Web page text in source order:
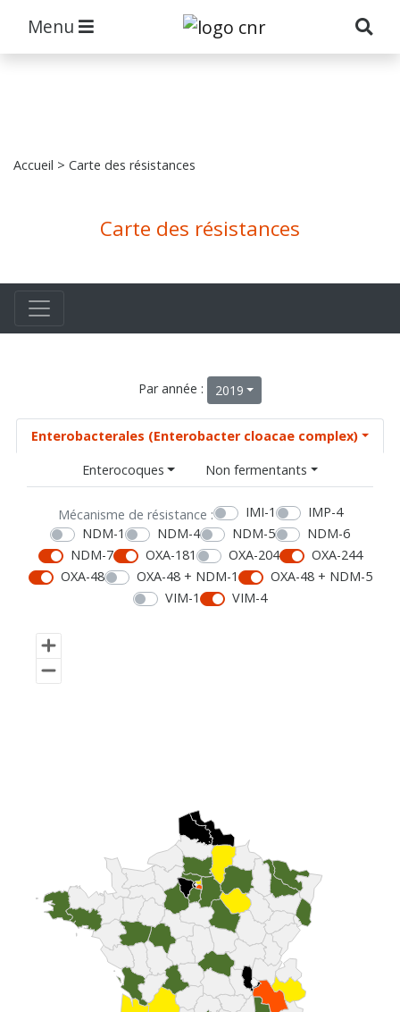
Menu
Accueil > Carte des résistances
Carte des résistances
Par année : 2019
Enterobacterales (Enterobacter cloacae complex)
Enterocoques
Non fermentants
Mécanisme de résistance : IMI-1
IMP-4
NDM-1
NDM-4 NDM-5
NDM-6
NDM-7
OXA-181 OXA-204
OXA-244
OXA-48
OXA-48 + NDM-1
OXA-48 + NDM-5
VIM-1
VIM-4